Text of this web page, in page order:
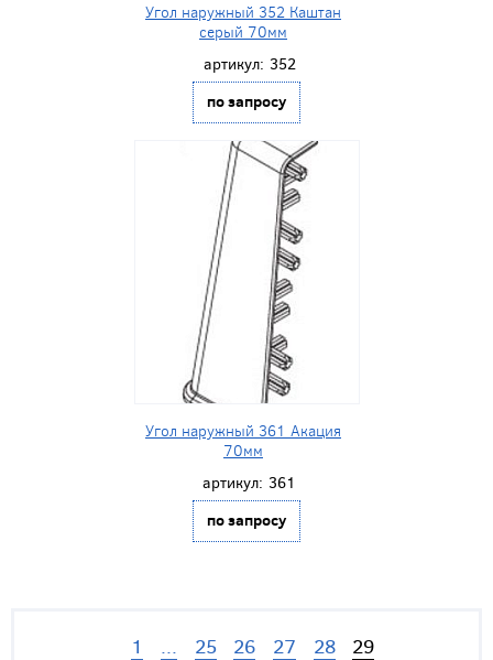
Угол наружный 352 Каштан
серый 70мм
артикул: 352
по запросу
Угол наружный 361 Акация
70мм
артикул: 361
по запросу
1 ... 25 26 27 28 29